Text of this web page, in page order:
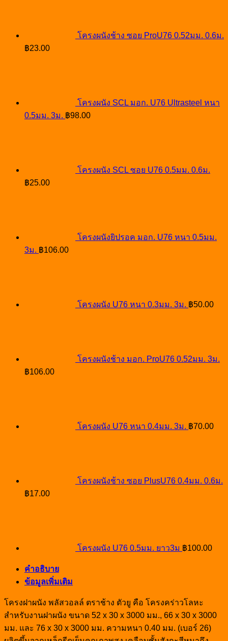
โครงผนังช้าง ซอย ProU76 0.52มม. 0.6ม.
฿23.00
โครงผนัง SCL มอก. U76 Ultrasteel หนา
0.5มม. 3ม. ฿98.00
โครงผนัง SCL ซอย U76 0.5มม. 0.6ม.
฿25.00
โครงผนังยิปรอค มอก. U76 หนา 0.5มม.
3ม. ฿106.00
โครงผนัง U76 หนา 0.3มม. 3ม. ฿50.00
โครงผนังช้าง มอก. ProU76 0.52มม. 3ม.
฿106.00
โครงผนัง U76 หนา 0.4มม. 3ม. ฿70.00
โครงผนังช้าง ซอย PlusU76 0.4มม. 0.6ม.
฿17.00
โครงผนัง U76 0.5มม. ยาว3ม ฿100.00
คำอธิบาย
ข้อมูลเพิ่มเติม
โครงฝาผนัง พลัสวอลล์ ตราช้าง ตัวยู คือ โครงคร่าวโลหะ
สำหรับงานฝาผนัง ขนาด 52 x 30 x 3000 มม., 66 x 30 x 3000
มม. และ 76 x 30 x 3000 มม. ความหนา 0.40 มม. (เบอร์ 26)